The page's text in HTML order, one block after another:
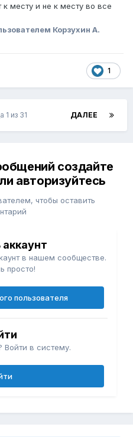
месту и не к месту во все
Корзухин А.
1
ДАЛЕЕ
1 из 31
создайте
авторизуйтесь
чтобы оставить
в нашем сообществе.
просто!
пользователя
Войти в систему.